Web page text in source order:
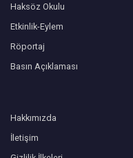
Haksöz Okulu
Etkinlik-Eylem
Röportaj
Basın Açıklaması
Hakkımızda
İletişim